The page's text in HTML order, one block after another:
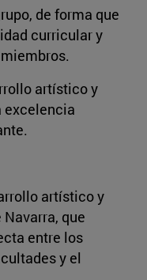
de forma que
curricular y
artístico y
excelencia
artístico y
que
entre los
y el